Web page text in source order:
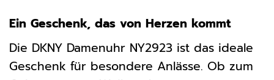
Ein Geschenk, das von Herzen kommt
Die DKNY Damenuhr NY2923 ist das ideale
Geschenk für besondere Anlässe. Ob zum